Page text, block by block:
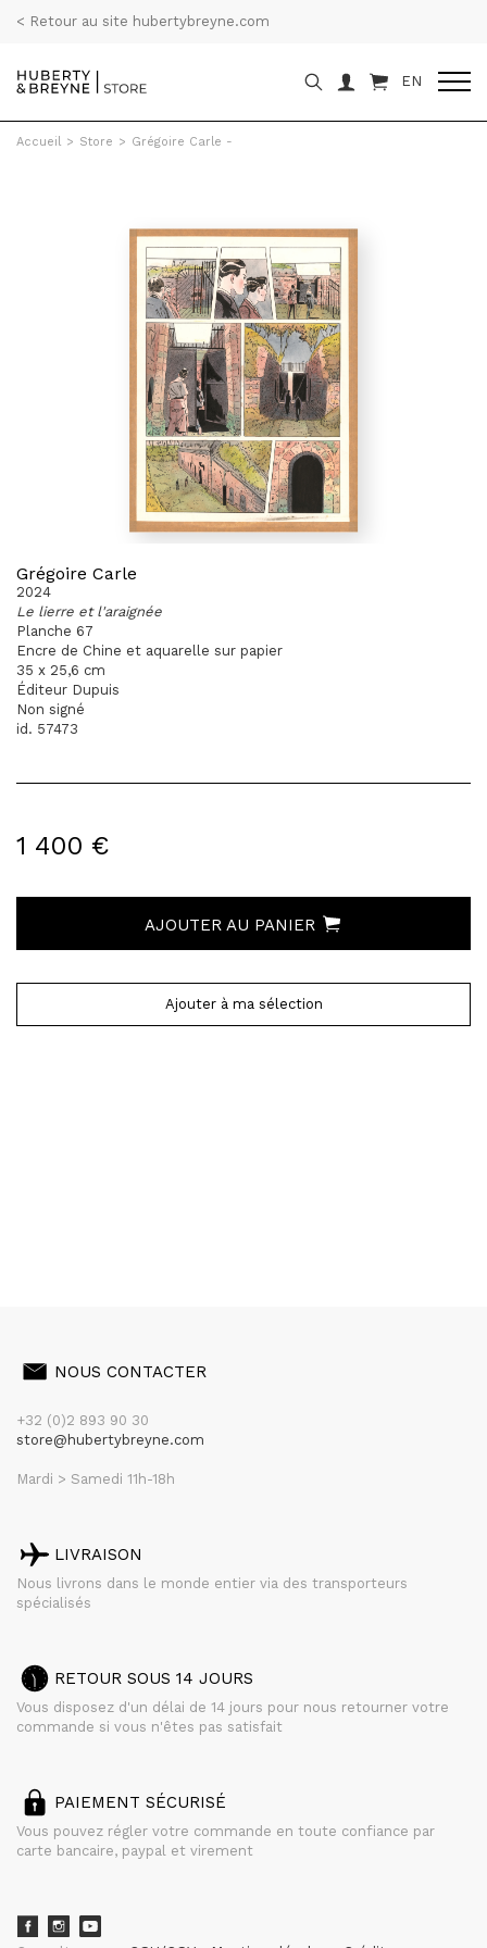
< Retour au site hubertybreyne.com
EN
Accueil > Store > Grégoire Carle -
Grégoire Carle
2024
Le lierre et l'araignée
Planche 67
Encre de Chine et aquarelle sur papier
35 x 25,6 cm
Éditeur Dupuis
Non signé
id. 57473
1 400 €
AJOUTER AU PANIER
Ajouter à ma sélection
NOUS CONTACTER
+32 (0)2 893 90 30
store@hubertybreyne.com
Mardi > Samedi 11h-18h
LIVRAISON
Nous livrons dans le monde entier via des transporteurs
spécialisés
RETOUR SOUS 14 JOURS
Vous disposez d'un délai de 14 jours pour nous retourner votre
commande si vous n'êtes pas satisfait
PAIEMENT SÉCURISÉ
Vous pouvez régler votre commande en toute confiance par
carte bancaire, paypal et virement